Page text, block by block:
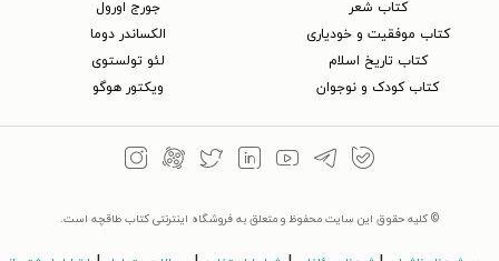
کتاب شعر
کتاب موفقیت و خودیاری
کتاب تاریخ اسلام
کتاب کودک و نوجوان
جورج اورول
الکساندر دوما
لئو تولستوی
ویکتور هوگو
© کلیه حقوق این سایت محفوظ و متعلق به فروشگاه اینترنتی کتاب طاقچه است.